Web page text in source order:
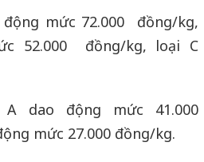
mức 72.000 đồng/kg,
52.000 đồng/kg, loại C
dao động mức 41.000
mức 27.000 đồng/kg.